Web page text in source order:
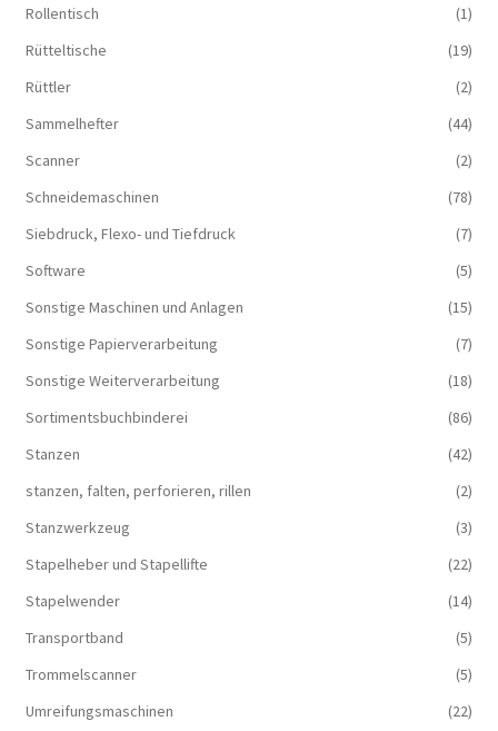
Rollentisch
(1)
Rütteltische
(19)
Rüttler
(2)
Sammelhefter
(44)
Scanner
(2)
Schneidemaschinen
(78)
Siebdruck, Flexo- und Tiefdruck
(7)
Software
(5)
Sonstige Maschinen und Anlagen
(15)
Sonstige Papierverarbeitung
(7)
Sonstige Weiterverarbeitung
(18)
Sortimentsbuchbinderei
(86)
Stanzen
(42)
stanzen, falten, perforieren, rillen
(2)
Stanzwerkzeug
(3)
Stapelheber und Stapellifte
(22)
Stapelwender
(14)
Transportband
(5)
Trommelscanner
(5)
Umreifungsmaschinen
(22)